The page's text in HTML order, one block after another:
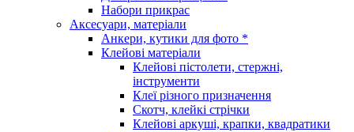
Набори прикрас
Аксесуари, матеріали
Анкери, кутики для фото *
Клейові матеріали
Клейові пістолети, стержні,
інструменти
Клеї різного призначення
Скотч, клейкі стрічки
Клейові аркуші, крапки, квадратики